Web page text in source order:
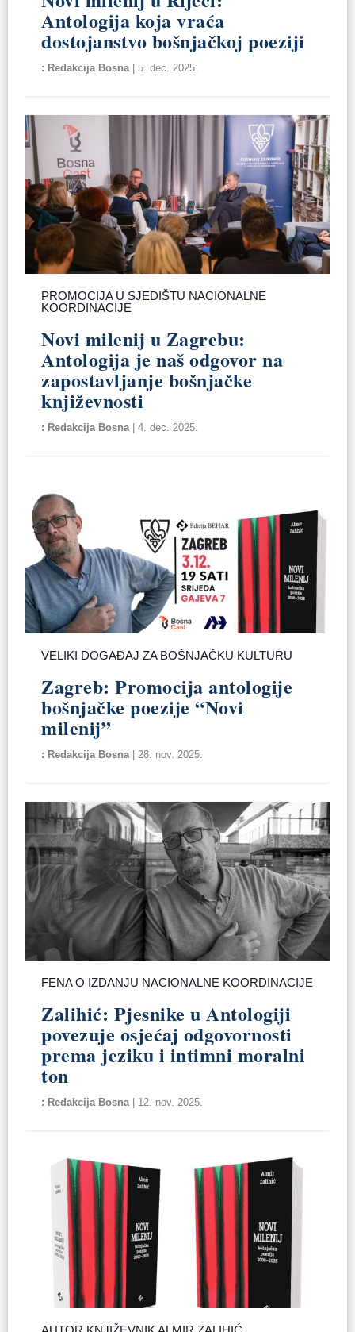
Antologija koja vraća
dostojanstvo bošnjačkoj poeziji
Redakcija Bosna|5. dec. 2025.
PROMOCIJA U SJEDIŠTU NACIONALNE
KOORDINACIJE
Novi milenij u Zagrebu:
Antologija je naš odgovor na
zapostavljanje bošnjačke
književnosti
Redakcija Bosna|4. dec. 2025.
VELIKI DOGAĐAJ ZA BOŠNJAČKU KULTURU
Zagreb: Promocija antologije
bošnjačke poezije “Novi
milenij”
Redakcija Bosna|28. nov. 2025.
FENA O IZDANJU NACIONALNE KOORDINACIJE
Zalihić: Pjesnike u Antologiji
povezuje osjećaj odgovornosti
prema jeziku i intimni moralni
ton
Redakcija Bosna| 12. nov. 2025.